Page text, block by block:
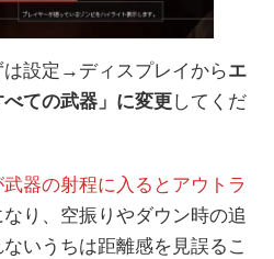
は設定→ディスプレイからエ
ての武器」に変更してくだ
器の射程に入るとアウトラ
なり、空振りやダウン時の追
いうちは距離感を見誤るこ